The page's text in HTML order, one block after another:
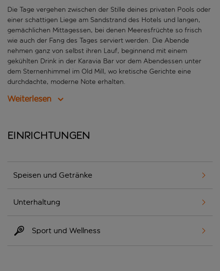
Die Tage vergehen zwischen der Stille deines privaten Pools oder
einer schattigen Liege am Sandstrand des Hotels und langen,
gemächlichen Mittagessen, bei denen Meeresfrüchte so frisch
wie auch der Fang des Tages serviert werden. Die Abende
nehmen ganz von selbst ihren Lauf, beginnend mit einem
gekühlten Drink in der Karavia Bar vor dem Abendessen unter
dem Sternenhimmel im Old Mill, wo kretische Gerichte eine
durchdachte, moderne Note erhalten.
Weiterlesen
Einrichtungen
Speisen und Getränke
Unterhaltung
Sport und Wellness